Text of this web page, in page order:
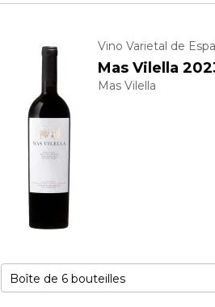
Vino Varietal de
Mas Vilella
Mas Vilella